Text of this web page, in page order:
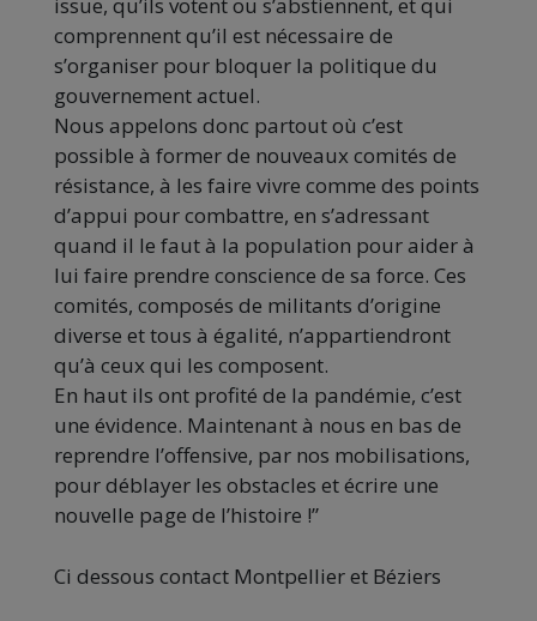
issue, qu’ils votent ou s’abstiennent, et qui
comprennent qu’il est nécessaire de
s’organiser pour bloquer la politique du
gouvernement actuel.
Nous appelons donc partout où c’est
possible à former de nouveaux comités de
résistance, à les faire vivre comme des points
d’appui pour combattre, en s’adressant
quand il le faut à la population pour aider à
lui faire prendre conscience de sa force. Ces
comités, composés de militants d’origine
diverse et tous à égalité, n’appartiendront
qu’à ceux qui les composent.
En haut ils ont profité de la pandémie, c’est
une évidence. Maintenant à nous en bas de
reprendre l’offensive, par nos mobilisations,
pour déblayer les obstacles et écrire une
nouvelle page de l’histoire !”
Ci dessous contact Montpellier et Béziers